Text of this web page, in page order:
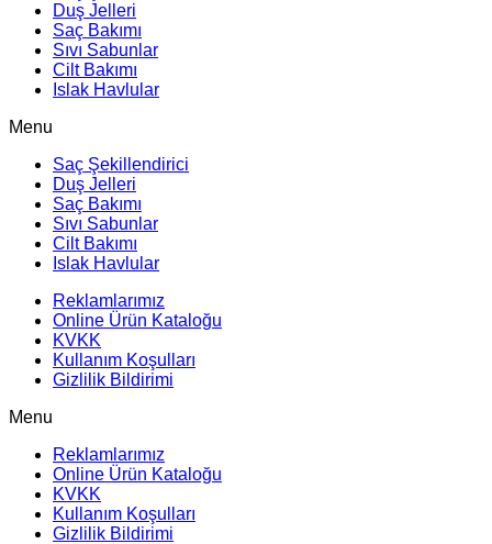
Duş Jelleri
Saç Bakımı
Sıvı Sabunlar
Cilt Bakımı
Islak Havlular
Menu
Saç Şekillendirici
Duş Jelleri
Saç Bakımı
Sıvı Sabunlar
Cilt Bakımı
Islak Havlular
Reklamlarımız
Online Ürün Kataloğu
KVKK
Kullanım Koşulları
Gizlilik Bildirimi
Menu
Reklamlarımız
Online Ürün Kataloğu
KVKK
Kullanım Koşulları
Gizlilik Bildirimi